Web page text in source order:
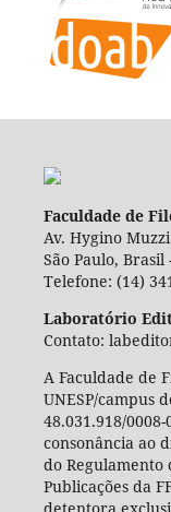
Faculdade de
Av. Hygino
São Paulo, Brasil
Telefone: (14)
Laboratório
Contato:
A Faculdade de
UNESP/campus
48.031.918/
consonância ao
do Regulamento
Publicações da